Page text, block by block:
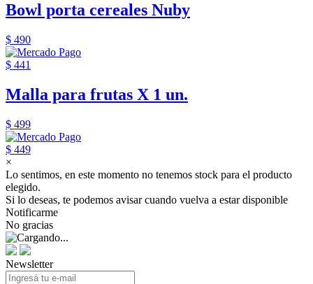
Bowl porta cereales Nuby
$ 490
$ 441
Malla para frutas X 1 un.
$ 499
$ 449
×
Lo sentimos, en este momento no tenemos stock para el producto
elegido.
Si lo deseas, te podemos avisar cuando vuelva a estar disponible
Notificarme
No gracias
Newsletter